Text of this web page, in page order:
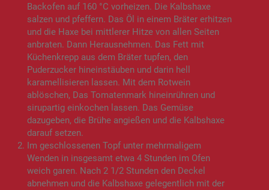
Backofen auf 160 °C vorheizen. Die Kalbshaxe
salzen und pfeffern. Das Öl in einem Bräter erhitzen
und die Haxe bei mittlerer Hitze von allen Seiten
anbraten. Dann Herausnehmen. Das Fett mit
Küchenkrepp aus dem Bräter tupfen, den
Puderzucker hineinstäuben und darin hell
karamellisieren lassen. Mit dem Rotwein
ablöschen, Das Tomatenmark hineinrühren und
sirupartig einkochen lassen. Das Gemüse
dazugeben, die Brühe angießen und die Kalbshaxe
darauf setzen.
Im geschlossenen Topf unter mehrmaligem
Wenden in insgesamt etwa 4 Stunden im Ofen
weich garen. Nach 2 1/2 Stunden den Deckel
abnehmen und die Kalbshaxe gelegentlich mit der